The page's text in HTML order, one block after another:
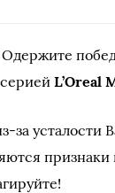
Одержите
сериейL’Oreal
за усталости
признаки